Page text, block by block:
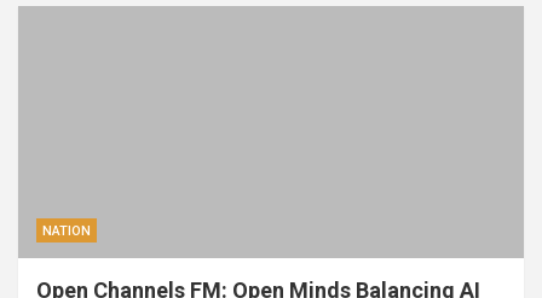
NATION
Open Channels FM: Open Minds Balancing AI